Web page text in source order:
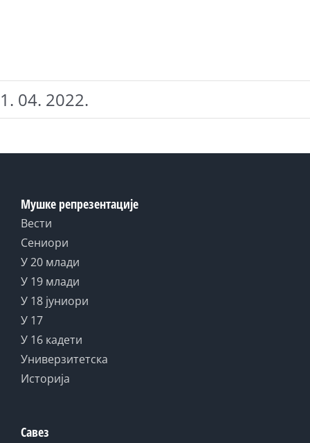
1. 04. 2022.
Мушке репрезентације
Вести
Сениори
У 20 млади
У 19 млади
У 18 јуниори
У 17
У 16 кадети
Универзитетска
Историја
Савез